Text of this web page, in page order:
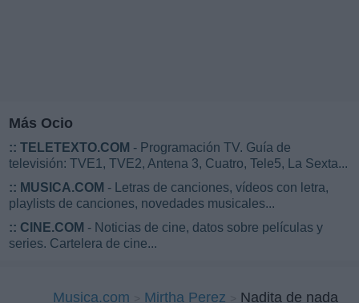
Más Ocio
:: TELETEXTO.COM - Programación TV. Guía de
televisión: TVE1, TVE2, Antena 3, Cuatro, Tele5, La Sexta...
:: MUSICA.COM - Letras de canciones, vídeos con letra,
playlists de canciones, novedades musicales...
:: CINE.COM - Noticias de cine, datos sobre películas y
series. Cartelera de cine...
Musica.com Mirtha Perez Nadita de nada